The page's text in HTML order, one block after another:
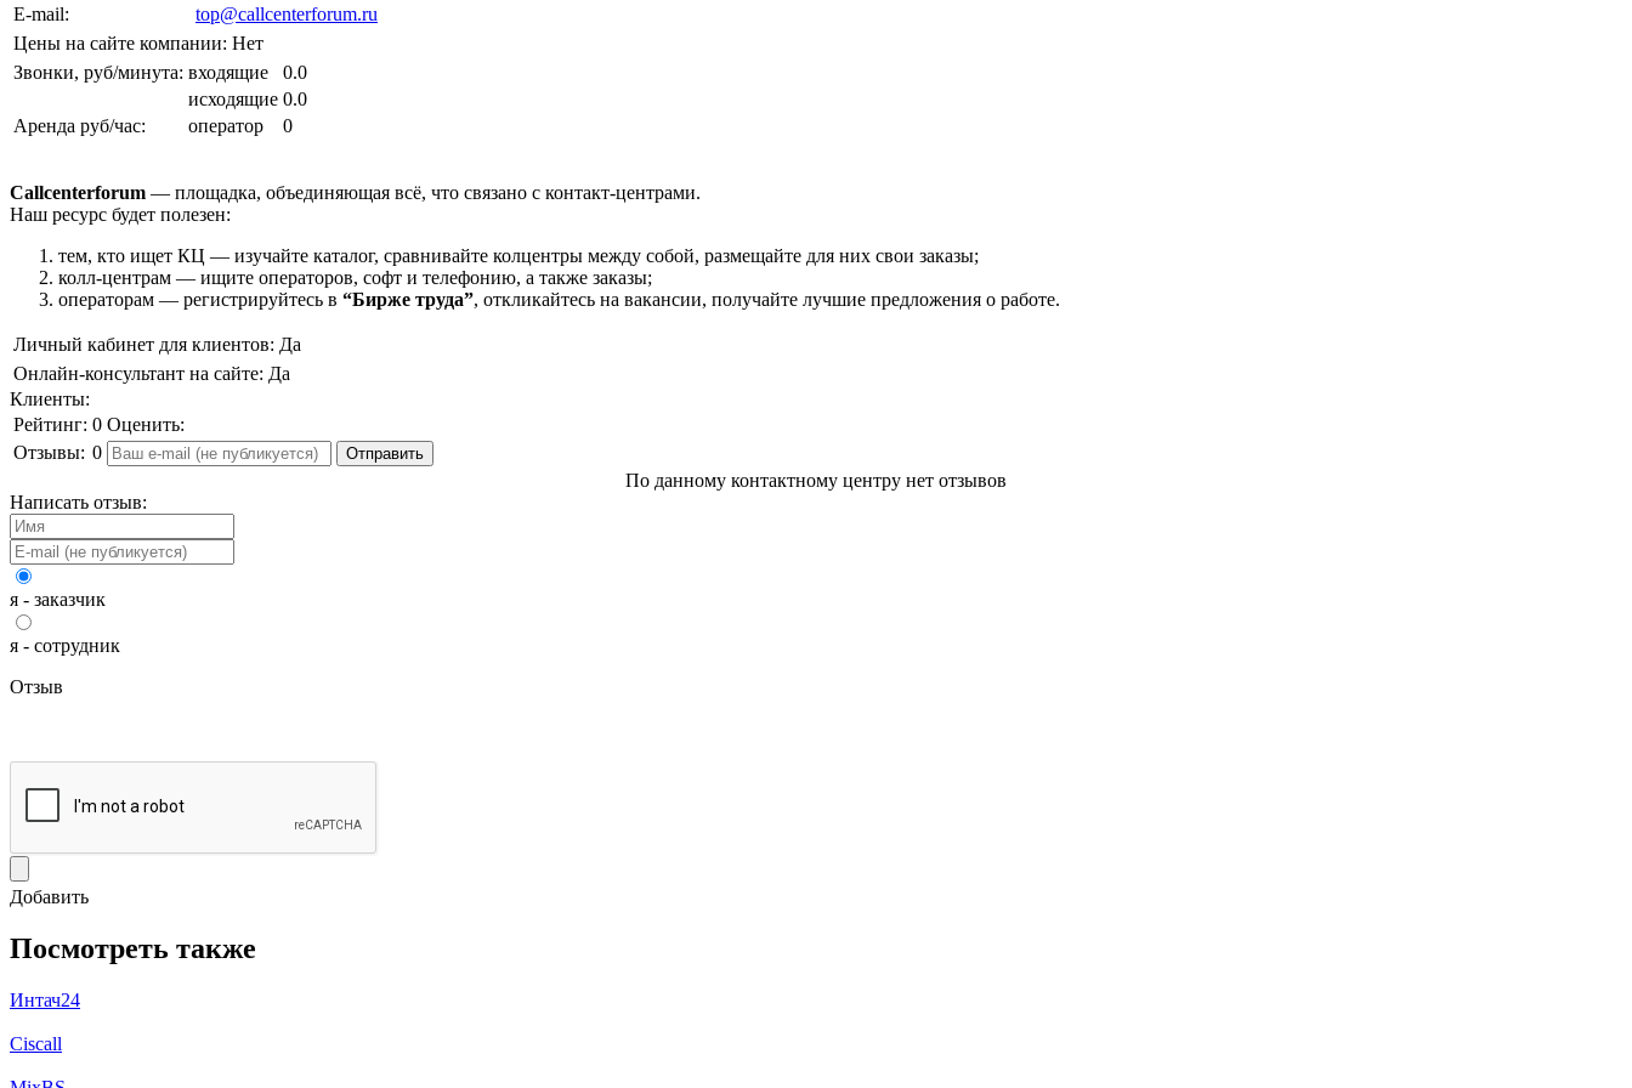
E-mail:
top@callcenterforum.ru
Цены на сайте компании: Нет
Звонки, руб/минута: входящие
0.0
исходящие 0.0
Аренда руб/час:
оператор 0
Callcenterforum — площадка, объединяющая всё, что связано с контакт-центрами.
Наш ресурс будет полезен:
тем, кто ищет КЦ — изучайте каталог, сравнивайте колцентры между собой, размещайте для них свои заказы;
колл-центрам — ищите операторов, софт и телефонию, а также заказы;
операторам — регистрируйтесь в “Бирже труда”, откликайтесь на вакансии, получайте лучшие предложения о работе.
Личный кабинет для клиентов: Да
Онлайн-консультант на сайте: Да
Клиенты:
Рейтинг: 0 Оценить:
Отзывы: 0
По данному контактному центру нет отзывов
Написать отзыв:
я - заказчик
я - сотрудник
Отзыв
Добавить
Посмотреть также
Интач24
Ciscall